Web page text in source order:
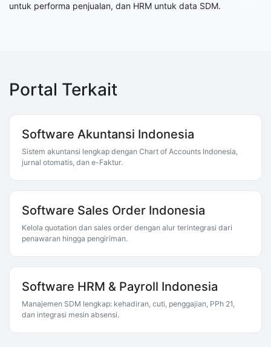
untuk performa penjualan, dan HRM untuk data SDM.
Portal Terkait
Software Akuntansi Indonesia
Sistem akuntansi lengkap dengan Chart of Accounts Indonesia,
jurnal otomatis, dan e-Faktur.
Software Sales Order Indonesia
Kelola quotation dan sales order dengan alur terintegrasi dari
penawaran hingga pengiriman.
Software HRM & Payroll Indonesia
Manajemen SDM lengkap: kehadiran, cuti, penggajian, PPh 21,
dan integrasi mesin absensi.